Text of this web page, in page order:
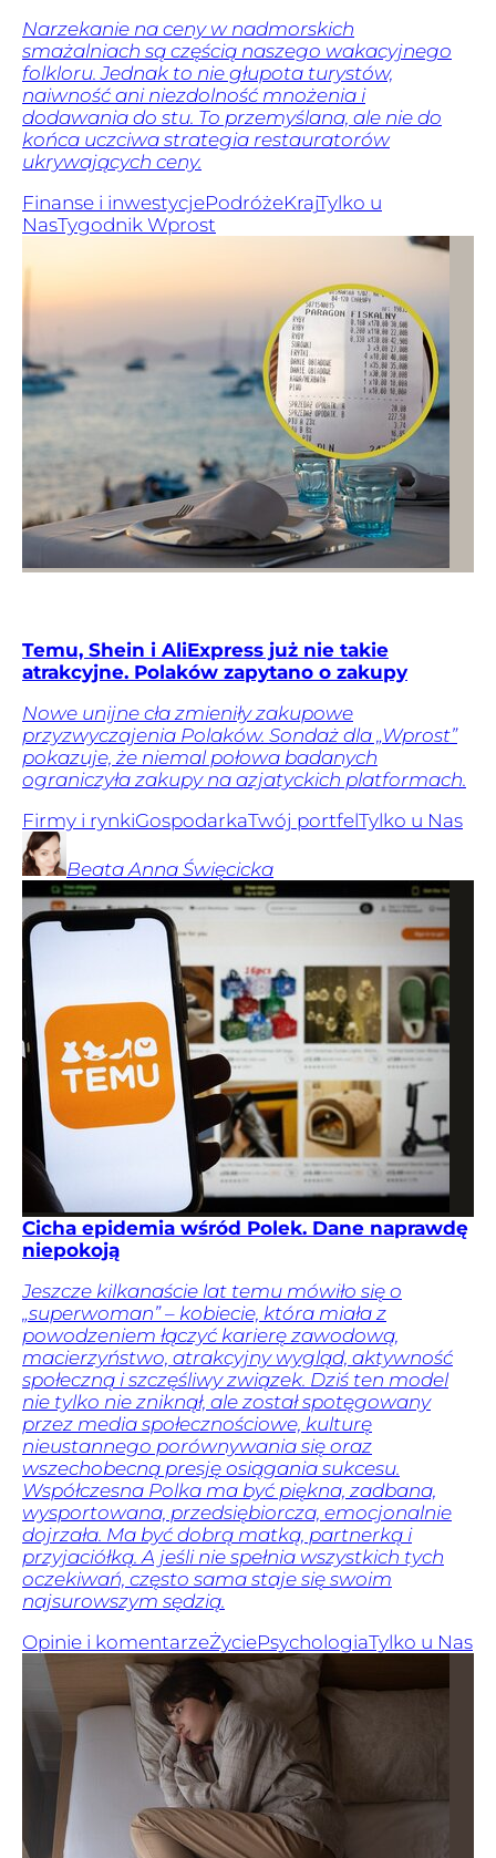
Narzekanie na ceny w nadmorskich
smażalniach są częścią naszego wakacyjnego
folkloru. Jednak to nie głupota turystów,
naiwność ani niezdolność mnożenia i
dodawania do stu. To przemyślana, ale nie do
końca uczciwa strategia restauratorów
ukrywających ceny.
Finanse i inwestycjePodróżeKrajTylko u
NasTygodnik Wprost
Temu, Shein i AliExpress już nie takie
atrakcyjne. Polaków zapytano o zakupy
Nowe unijne cła zmieniły zakupowe
przyzwyczajenia Polaków. Sondaż dla „Wprost”
pokazuje, że niemal połowa badanych
ograniczyła zakupy na azjatyckich platformach.
Firmy i rynkiGospodarkaTwój portfelTylko u Nas
Beata Anna Święcicka
Cicha epidemia wśród Polek. Dane naprawdę
niepokoją
Jeszcze kilkanaście lat temu mówiło się o
„superwoman” – kobiecie, która miała z
powodzeniem łączyć karierę zawodową,
macierzyństwo, atrakcyjny wygląd, aktywność
społeczną i szczęśliwy związek. Dziś ten model
nie tylko nie zniknął, ale został spotęgowany
przez media społecznościowe, kulturę
nieustannego porównywania się oraz
wszechobecną presję osiągania sukcesu.
Współczesna Polka ma być piękna, zadbana,
wysportowana, przedsiębiorcza, emocjonalnie
dojrzała. Ma być dobrą matką, partnerką i
przyjaciółką. A jeśli nie spełnia wszystkich tych
oczekiwań, często sama staje się swoim
najsurowszym sędzią.
Opinie i komentarzeŻyciePsychologiaTylko u Nas